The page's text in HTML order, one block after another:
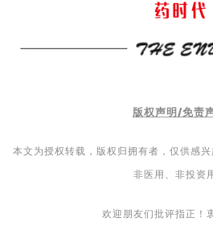
版权声明/免责
本文为授权转载，版权归拥有者，仅供感
非医用、非投资
欢迎朋友们批评指正！